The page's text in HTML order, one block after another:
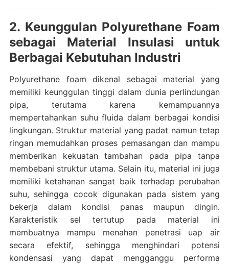
2. Keunggulan Polyurethane Foam
sebagai Material Insulasi untuk
Berbagai Kebutuhan Industri
Polyurethane foam dikenal sebagai material yang
memiliki keunggulan tinggi dalam dunia perlindungan
pipa, terutama karena kemampuannya
mempertahankan suhu fluida dalam berbagai kondisi
lingkungan. Struktur material yang padat namun tetap
ringan memudahkan proses pemasangan dan mampu
memberikan kekuatan tambahan pada pipa tanpa
membebani struktur utama. Selain itu, material ini juga
memiliki ketahanan sangat baik terhadap perubahan
suhu, sehingga cocok digunakan pada sistem yang
bekerja dalam kondisi panas maupun dingin.
Karakteristik sel tertutup pada material ini
membuatnya mampu menahan penetrasi uap air
secara efektif, sehingga menghindari potensi
kondensasi yang dapat mengganggu performa